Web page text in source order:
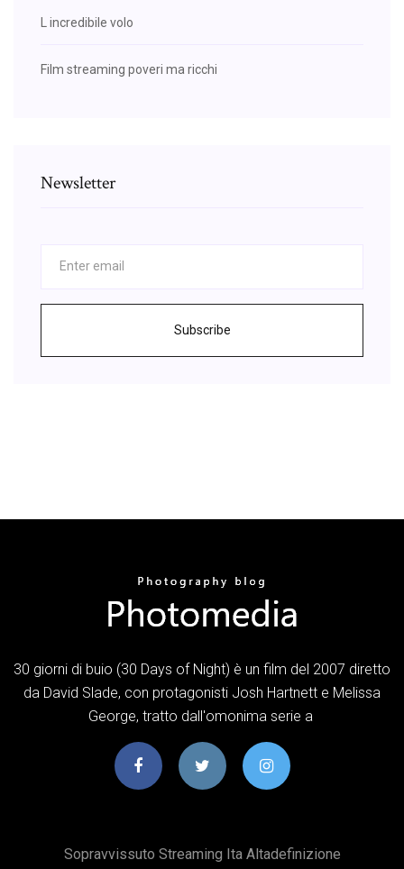
L incredibile volo
Film streaming poveri ma ricchi
Newsletter
Subscribe
30 giorni di buio (30 Days of Night) è un film del 2007 diretto
da David Slade, con protagonisti Josh Hartnett e Melissa
George, tratto dall'omonima serie a
Sopravvissuto Streaming Ita Altadefinizione